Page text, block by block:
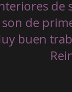
de
de
buen